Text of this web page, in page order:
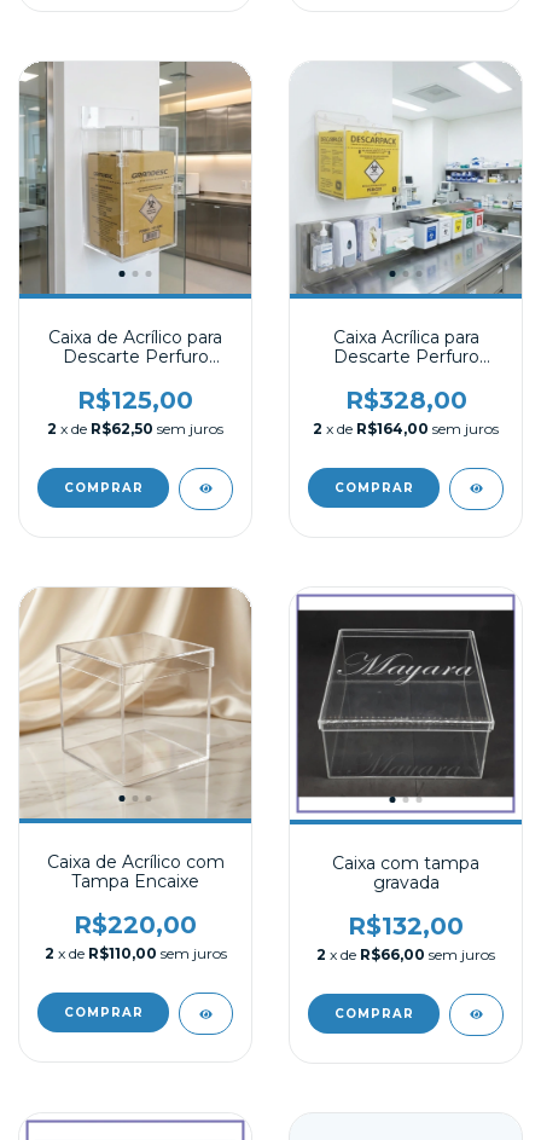
Caixa de Acrílico para
Descarte Perfuro
R$125,00
2 x de R$62,50 sem juros
Caixa Acrílica para
Descarte Perfuro
R$328,00
2 x de R$164,00 sem juros
Caixa de Acrílico com
Tampa Encaixe
R$220,00
2 x de R$110,00 sem juros
Caixa com tampa
gravada
R$132,00
2 x de R$66,00 sem juros